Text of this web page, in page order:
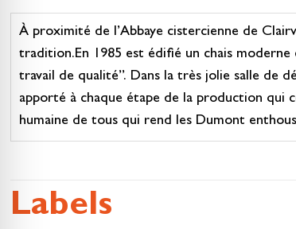
À proximité de l’Abbaye cistercienne de
tradition.En 1985 est édifié un chais moderne
travail de qualité”. Dans la très jolie salle de
apporté à chaque étape de la production qui
humaine de tous qui rend les Dumont
Labels